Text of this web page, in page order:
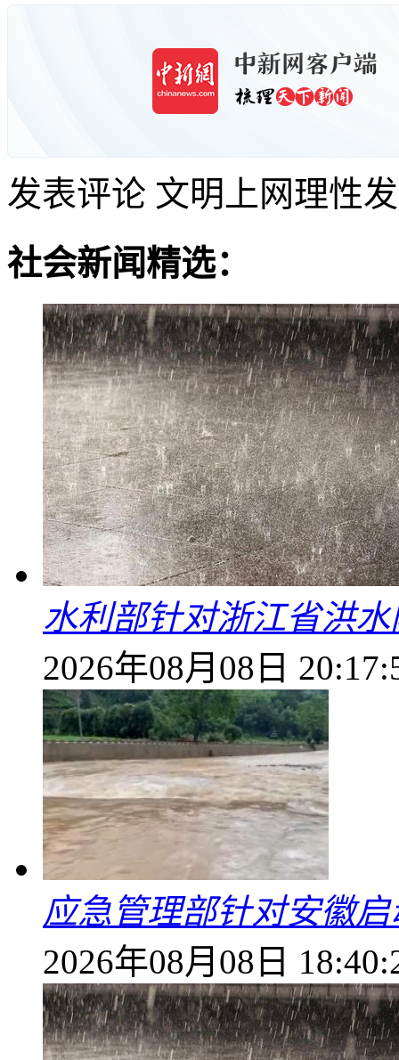
发表评论 文明上网理性
社会新闻精选：
水利部针对浙江省洪
2026年08月08日
应急管理部针对安徽
2026年08月08日